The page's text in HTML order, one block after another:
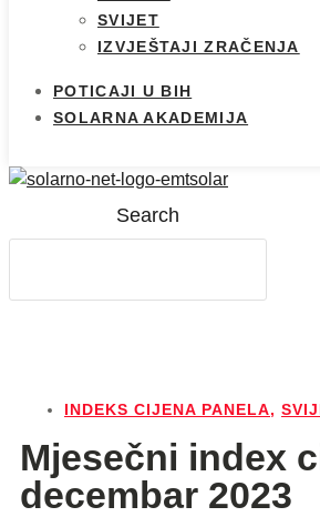
SVIJET
IZVJEŠTAJI ZRAČENJA
POTICAJI U BIH
SOLARNA AKADEMIJA
Search
INDEKS CIJENA PANELA,
Mjesečni index
decembar 2023